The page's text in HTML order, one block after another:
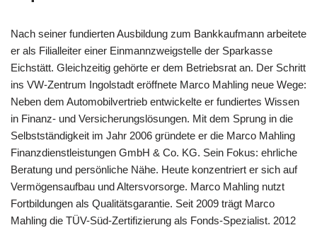
Nach seiner fundierten Ausbildung zum Bankkaufmann arbeitete
er als Filialleiter einer Einmannzweigstelle der Sparkasse
Eichstätt. Gleichzeitig gehörte er dem Betriebsrat an. Der Schritt
ins VW-Zentrum Ingolstadt eröffnete Marco Mahling neue Wege:
Neben dem Automobilvertrieb entwickelte er fundiertes Wissen
in Finanz- und Versicherungslösungen. Mit dem Sprung in die
Selbstständigkeit im Jahr 2006 gründete er die Marco Mahling
Finanzdienstleistungen GmbH & Co. KG. Sein Fokus: ehrliche
Beratung und persönliche Nähe. Heute konzentriert er sich auf
Vermögensaufbau und Altersvorsorge. Marco Mahling nutzt
Fortbildungen als Qualitätsgarantie. Seit 2009 trägt Marco
Mahling die TÜV-Süd-Zertifizierung als Fonds-Spezialist. 2012